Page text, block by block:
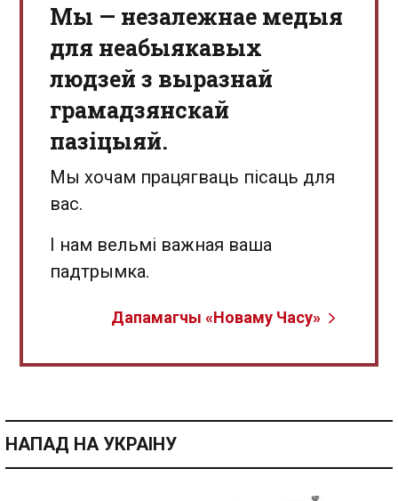
Мы — незалежнае медыя
для неабыякавых
людзей з выразнай
грамадзянскай
пазіцыяй.
Мы хочам працягваць пісаць для
вас.
І нам вельмі важная ваша
падтрымка.
Дапамагчы «Новаму Часу»
НАПАД НА УКРАІНУ